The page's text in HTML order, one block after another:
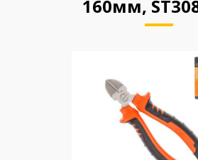
160мм,